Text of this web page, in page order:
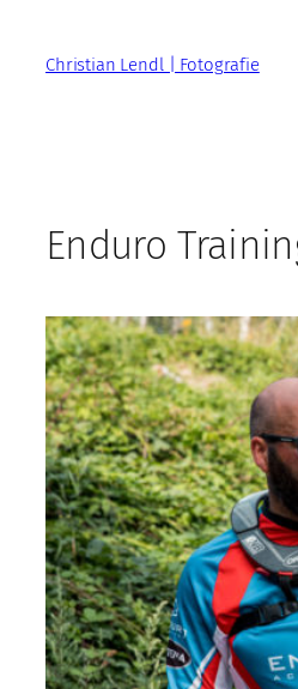
springenChristian Lendl | Fotografie
Enduro